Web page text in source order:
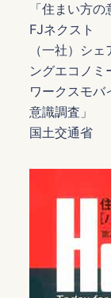
「住まい方
FJネクスト
（一社）シ
ングエコノミ
ワークスモ
意識調査」
国土交通省